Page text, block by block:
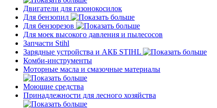
Двигатели для газонокосилок
Для бензопил
Для бензорезов
Для моек высокого давления и пылесосов
Запчасти Stihl
Зарядные устройства и АКБ STIHL
Комби-инструменты
Моторные масла и смазочные материалы
Моющие средства
Принадлежности для лесного хозяйства